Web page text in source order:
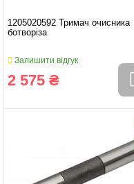
1205020592 Тримач очисника
ботворіза
Залишити відгук
2 575 ₴